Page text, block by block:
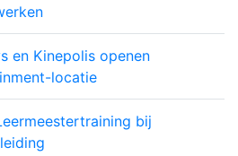
en Kinepolis openen
locatie
bij